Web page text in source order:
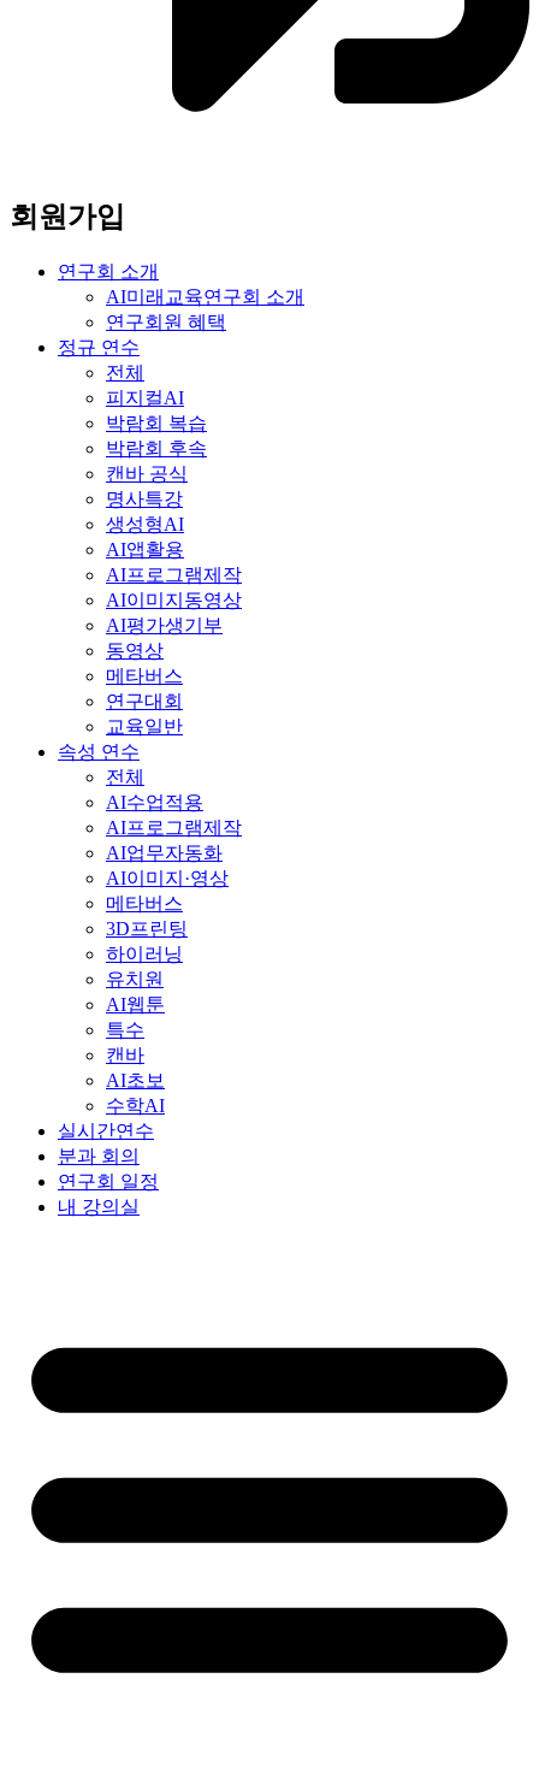
회원가입
연구회 소개
AI미래교육연구회 소개
연구회원 혜택
정규 연수
전체
피지컬AI
박람회 복습
박람회 후속
캔바 공식
명사특강
생성형AI
AI앱활용
AI프로그램제작
AI이미지동영상
AI평가생기부
동영상
메타버스
연구대회
교육일반
속성 연수
전체
AI수업적용
AI프로그램제작
AI업무자동화
AI이미지·영상
메타버스
3D프린팅
하이러닝
유치원
AI웹툰
특수
캔바
AI초보
수학AI
실시간연수
분과 회의
연구회 일정
내 강의실